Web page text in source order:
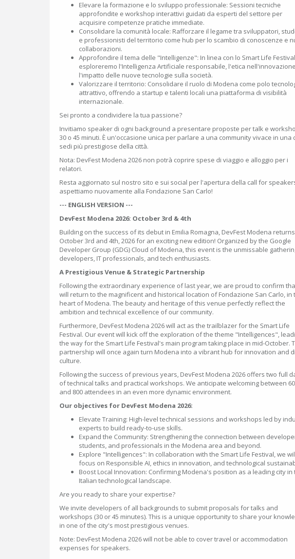
Elevare la formazione e lo sviluppo professionale: Sessioni tecniche
approfondite e workshop interattivi guidati da esperti del settore per
acquisire competenze pratiche immediate.
Consolidare la comunità locale: Rafforzare il legame tra sviluppatori,
e professionisti del territorio come hub per lo scambio di conoscenze e
collaborazioni.
Approfondire il tema delle "Intelligenze": In linea con lo Smart Life
esploreremo l'Intelligenza Artificiale responsabile, l'etica
l'impatto delle nuove tecnologie sulla società.
Valorizzare il territorio: Consolidare il ruolo di Modena come polo
attrattivo, offrendo a startup e talenti locali una piattaforma di visibilità
internazionale.
Sei pronto a condividere la tua passione?
Invitiamo speaker di ogni background a presentare proposte per talk e
30 o 45 minuti. È un'occasione unica per parlare a una community vivace in una
sedi più prestigiose della città.
Nota: DevFest Modena 2026 non potrà coprire spese di viaggio e alloggio per i
relatori.
Resta aggiornato sul nostro sito e sui social per l'apertura della call for
aspettiamo nuovamente alla Fondazione San Carlo!
--- ENGLISH VERSION ---
DevFest Modena 2026: October 3rd & 4th
Building on the success of its debut in Emilia Romagna, DevFest Modena
October 3rd and 4th, 2026 for an exciting new edition! Organized by the Google
Developer Group (GDG) Cloud of Modena, this event is the unmissable
developers, IT professionals, and tech enthusiasts.
A Prestigious Venue & Strategic Partnership
Following the extraordinary experience of last year, we are proud to confirm
will return to the magnificent and historical location of Fondazione San Carlo, in
heart of Modena. The beauty and heritage of this venue perfectly reflect the
ambition and technical excellence of our community.
Furthermore, DevFest Modena 2026 will act as the trailblazer for the Smart Life
Festival. Our event will kick off the exploration of the theme "Intelligences",
the way for the Smart Life Festival's main program taking place in mid-October.
partnership will once again turn Modena into a vibrant hub for innovation and
culture.
Following the success of previous years, DevFest Modena 2026 offers two full
of technical talks and practical workshops. We anticipate welcoming between
and 800 attendees in an even more dynamic environment.
Our objectives for DevFest Modena 2026:
Elevate Training: High-level technical sessions and workshops led by
experts to build ready-to-use skills.
Expand the Community: Strengthening the connection between
students, and professionals in the Modena area and beyond.
Explore "Intelligences": In collaboration with the Smart Life Festival, we
focus on Responsible AI, ethics in innovation, and technological
Boost Local Innovation: Confirming Modena's position as a leading city in
Italian technological landscape.
Are you ready to share your expertise?
We invite developers of all backgrounds to submit proposals for talks and
workshops (30 or 45 minutes). This is a unique opportunity to share your
in one of the city's most prestigious venues.
Note: DevFest Modena 2026 will not be able to cover travel or accommodation
expenses for speakers.